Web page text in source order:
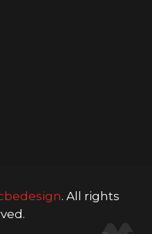
. All rights